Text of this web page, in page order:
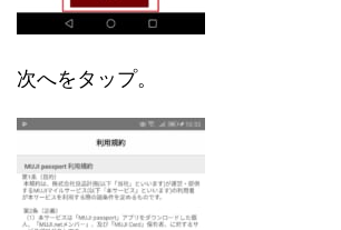
次へをタップ。